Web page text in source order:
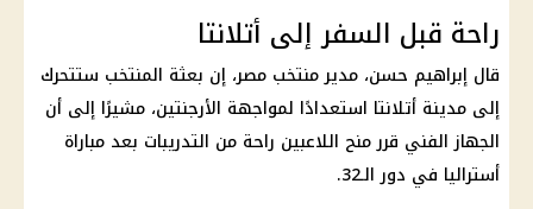
راحة قبل السفر إلى أتلانتا
قال إبراهيم حسن، مدير منتخب مصر، إن بعثة المنتخب ستتحرك
إلى مدينة أتلانتا استعدادًا لمواجهة الأرجنتين، مشيرًا إلى أن
الجهاز الفني قرر منح اللاعبين راحة من التدريبات بعد مباراة
أستراليا في دور الـ32.